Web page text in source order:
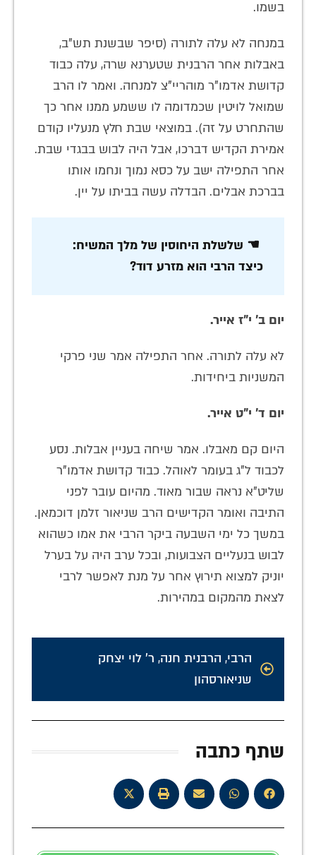
בשמו.
במנחה לא עלה לתורה (סיפר שבשנת תש"ב,
באבלות אחר הרבנית שטערנא שרה, עלה כבוד
קדושת אדמו"ר מוהריי"צ למנחה. ואמר לו הרב
שמואל לויטין שכמדומה לו ששמע ממנו אחר כך
שהתחרט על זה). במוצאי שבת חלץ מנעליו קודם
אמירת הקדיש דברכו, אבל היה לבוש בבגדי שבת.
אחר התפילה ישב על כסא נמוך ונחמו אותו
בברכת אבלים. הבדלה עשה בביתו על יין.
☚ שלשלת היחוסין של מלך המשיח:
כיצד הרבי הוא מזרע דוד?
יום ב' י"ז אייר.
לא עלה לתורה. אחר התפילה אמר שני פרקי
המשניות ביחידות.
יום ד' י"ט אייר.
היום קם מאבלו. אמר שיחה בעניין אבלות. נסע
לכבוד ל"ג בעומר לאוהל. כבוד קדושת אדמו"ר
שליט"א נראה שבור מאוד. מהיום עובר לפני
התיבה ואומר הקדישים הרב שניאור זלמן דוכמאן.
במשך כל ימי השבעה ביקר הרבי את אמו כשהוא
לבוש בנעליים הצבועות, ובכל ערב היה על בערל
יוניק למצוא תירוץ אחר על מנת לאפשר לרבי
לצאת מהמקום במהירות.
הרבי, הרבנית חנה, ר' לוי יצחק
שניאורסהון
שתף כתבה